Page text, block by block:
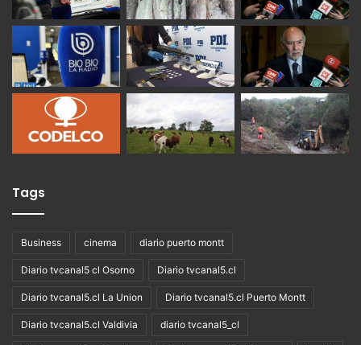
Tags
Business cinema diario puerto montt
Diario tvcanal5 cl Osorno Diario tvcanal5.cl
Diario tvcanal5.cl La Union Diario tvcanal5.cl Puerto Montt
Diario tvcanal5.cl Valdivia diario tvcanal5_cl